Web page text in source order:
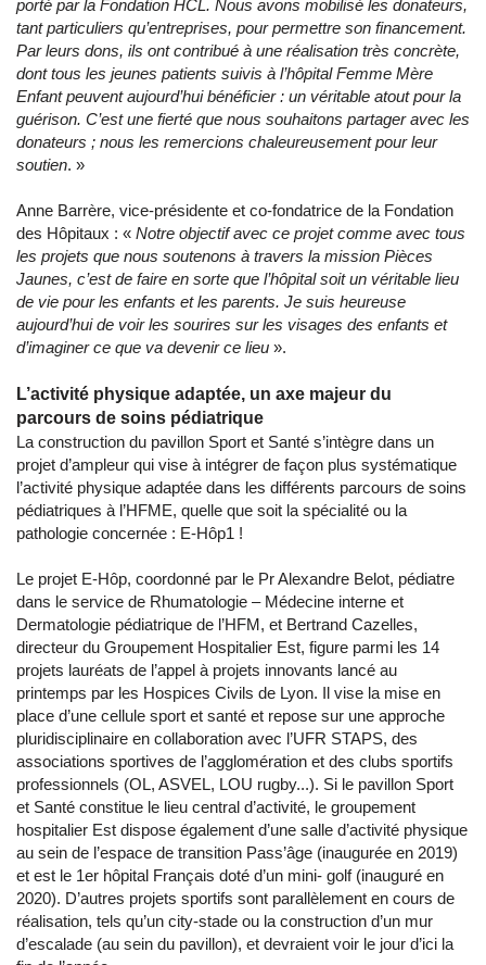
porté par la Fondation HCL. Nous avons mobilisé les donateurs,
tant particuliers qu’entreprises, pour permettre son financement.
Par leurs dons, ils ont contribué à une réalisation très concrète,
dont tous les jeunes patients suivis à l’hôpital Femme Mère
Enfant peuvent aujourd’hui bénéficier : un véritable atout pour la
guérison. C’est une fierté que nous souhaitons partager avec les
donateurs ; nous les remercions chaleureusement pour leur
soutien. »
Anne Barrère, vice-présidente et co-fondatrice de la Fondation
des Hôpitaux : « Notre objectif avec ce projet comme avec tous
les projets que nous soutenons à travers la mission Pièces
Jaunes, c’est de faire en sorte que l’hôpital soit un véritable lieu
de vie pour les enfants et les parents. Je suis heureuse
aujourd’hui de voir les sourires sur les visages des enfants et
d’imaginer ce que va devenir ce lieu ».
L’activité physique adaptée, un axe majeur du
parcours de soins pédiatrique
La construction du pavillon Sport et Santé s’intègre dans un
projet d’ampleur qui vise à intégrer de façon plus systématique
l’activité physique adaptée dans les différents parcours de soins
pédiatriques à l’HFME, quelle que soit la spécialité ou la
pathologie concernée : E-Hôp1 !
Le projet E-Hôp, coordonné par le Pr Alexandre Belot, pédiatre
dans le service de Rhumatologie – Médecine interne et
Dermatologie pédiatrique de l’HFM, et Bertrand Cazelles,
directeur du Groupement Hospitalier Est, figure parmi les 14
projets lauréats de l’appel à projets innovants lancé au
printemps par les Hospices Civils de Lyon. Il vise la mise en
place d’une cellule sport et santé et repose sur une approche
pluridisciplinaire en collaboration avec l’UFR STAPS, des
associations sportives de l’agglomération et des clubs sportifs
professionnels (OL, ASVEL, LOU rugby...). Si le pavillon Sport
et Santé constitue le lieu central d’activité, le groupement
hospitalier Est dispose également d’une salle d’activité physique
au sein de l’espace de transition Pass’âge (inaugurée en 2019)
et est le 1er hôpital Français doté d’un mini- golf (inauguré en
2020). D’autres projets sportifs sont parallèlement en cours de
réalisation, tels qu’un city-stade ou la construction d’un mur
d’escalade (au sein du pavillon), et devraient voir le jour d’ici la